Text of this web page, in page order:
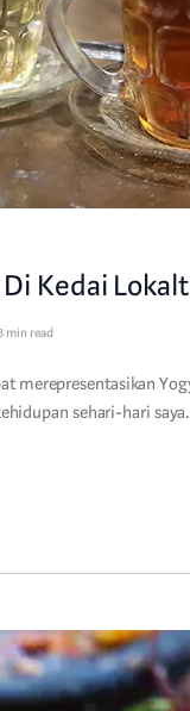
Kedai
min read
merepresentasikan
sehari-hari